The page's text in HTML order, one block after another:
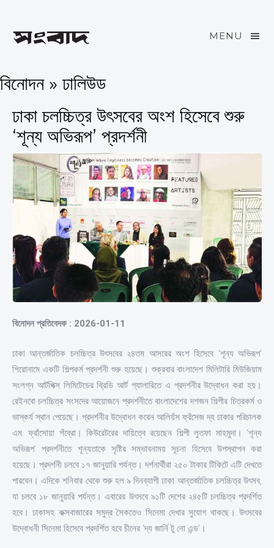
MENU
বিনোদন » ঢালিউড
ঢাকা চলচ্চিত্র উৎসবের অংশ হিসেবে শুরু
‘শূন্য অভিরূপ’ প্রদর্শনী
বিনোদন প্রতিবেদক : 2026-01-11
ঢাকা আন্তর্জাতিক চলচ্চিত্র উৎসবের ২৪তম আসরের অংশ হিসেবে ‘শূন্য অভিরূপ’
শিরোনামে একটি শিল্পকর্ম প্রদর্শনী শুরু হয়েছে। শুক্রবার বাংলাদেশ মিলিটারি মিউজিয়াম
সংলগ্ন আর্টপিক্স লিমিটেডের থ্রিডি আর্ট গ্যালারিতে এ প্রদর্শনীর উদ্বোধন করা হয়।
রেইনবো চলচ্চিত্র সংসদের আয়োজনে প্রদর্শনীতে বাংলাদেশের দশজন শিল্পীর চিত্রকর্ম ও
ভাস্কর্য স্থান পেয়েছে। প্রদর্শনীর উদ্বোধন করেন আলিয়ঁস ফ্রঁসেজ দ্য ঢাকার পরিচালক
এম. ফ্রাঁসোয়া শঁব্রো। কিউরেটরের দায়িত্বে রয়েছেন শিল্পী লুতফা মাহমুদা। ‘শূন্য
অভিরূপ’ প্রদর্শনীতে শূন্যতাকে সৃষ্টির সম্ভাবনাময় সূচনা হিসেবে উপস্থাপন করা
হয়েছে। প্রদর্শনী চলবে ১৭ জানুয়ারি পর্যন্ত। দর্শনার্থীরা ২৫০ টাকার টিকিটে এটি দেখতে
পারবেন। এদিকে শনিবার থেকে শুরু হল ৯ দিনব্যাপী ঢাকা আন্তর্জাতিক চলচ্চিত্র উৎসব,
যা চলবে ১৮ জানুয়ারি পর্যন্ত। এবারের উৎসবে ৯১টি দেশের ২৪৫টি চলচ্চিত্র প্রদর্শিত
হবে। ঢাকাসহ কক্সবাজারের সমুদ্র সৈকতেও সিনেমা দেখার সুযোগ থাকছে। উৎসবের
উদ্বোধনী সিনেমা হিসেবে প্রদর্শিত হবে চীনের ‘দ্য জার্নি টু নো এন্ড’।